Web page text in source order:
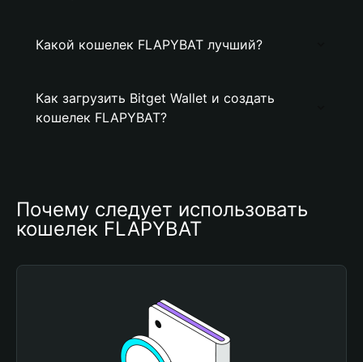
Какой кошелек FLAPYBAT лучший?
Как загрузить Bitget Wallet и создать
кошелек FLAPYBAT?
Почему следует использовать
кошелек FLAPYBAT